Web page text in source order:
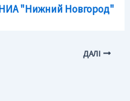
"Нижний Новгород"
ДАЛІ